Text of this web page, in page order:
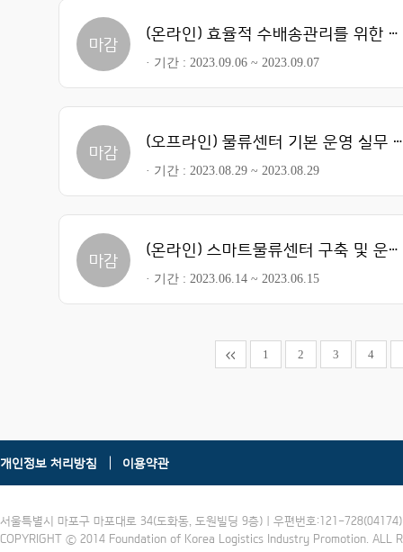
마감 (온라인) 효율적 수배송관리를 위한 실무교육 심화과정
기간 2023.09.06 ~ 2023.09.07
마감 (오프라인) 물류센터 기본 운영 실무 과정 Ⅱ
기간 2023.08.29 ~ 2023.08.29
마감 (온라인) 스마트물류센터 구축 및 운영
기간 2023.06.14 ~ 2023.06.15
1 2 3 4
개인정보 처리방침 이용약관
서울특별시 마포구 마포대로 34(도화동, 도원빌딩 9층) | 우편번호:121-
COPYRIGHT ⓒ 2014 Foundation of Korea Logistics Industry Promotion. ALL